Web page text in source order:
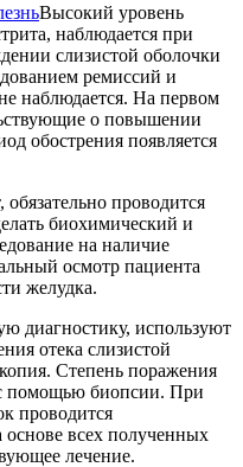
Высокий уровень
наблюдается при
слизистой оболочки
ремиссий и
наблюдается. На первом
о повышении
обострения появляется
проводится
биохимический и
на наличие
осмотр пациента
желудка.
диагностику, используют
отека слизистой
Степень поражения
с помощью биопсии. При
проводится
основе всех полученных
лечение.